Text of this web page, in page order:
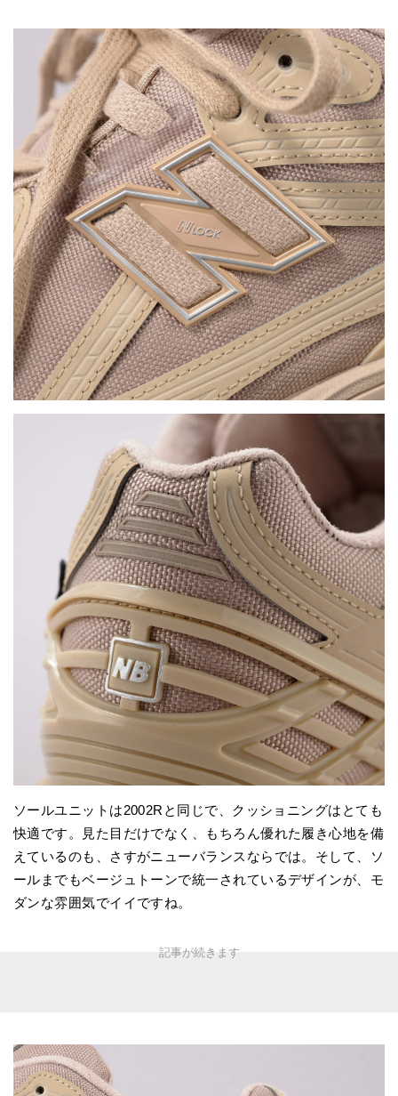
ソールユニットは2002Rと同じで、クッショニングはとても
快適です。見た目だけでなく、もちろん優れた履き心地を備
えているのも、さすがニューバランスならでは。そして、ソ
ールまでもベージュトーンで統一されているデザインが、モ
ダンな雰囲気でイイですね。